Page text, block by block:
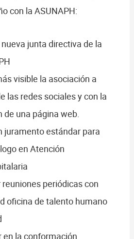
con la ASUNAPH:
nueva junta directiva de la
visible la asociación a
las redes sociales y con la
de una página web.
juramento estándar para
en Atención
reuniones periódicas con
oficina de talento humano
en la conformación